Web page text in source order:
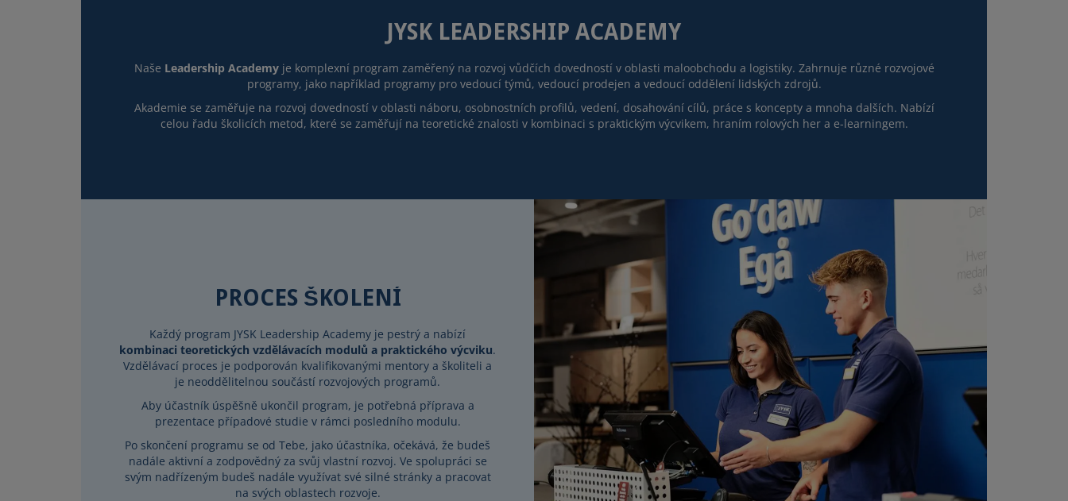
JYSK LEADERSHIP ACADEMY
Naše Leadership Academyje komplexní program zaměřený na rozvoj vůdčích dovedností v oblasti maloobchodu a logistiky. Zahrnuje různé rozvojové
programy, jako například programy pro vedoucí týmů, vedoucí prodejen a vedoucí oddělení lidských zdrojů.
Akademie se zaměřuje na rozvoj dovedností v oblasti náboru, osobnostních profilů, vedení, dosahování cílů, práce s koncepty a mnoha dalších. Nabízí
celou řadu školicích metod, které se zaměřují na teoretické znalosti v kombinaci s praktickým výcvikem, hraním rolových her a e-learningem.
PROCES ŠKOLENÍ
Každý program JYSK Leadership Academy je pestrý a nabízí
kombinaci teoretických vzdělávacích modulů a praktického výcviku.
Vzdělávací proces je podporován kvalifikovanými mentory a školiteli a
je neoddělitelnou součástí rozvojových programů.
Aby účastník úspěšně ukončil program, je potřebná příprava a
prezentace případové studie v rámci posledního modulu.
Po skončení programu se od Tebe, jako účastníka, očekává, že budeš
nadále aktivní a zodpovědný za svůj vlastní rozvoj. Ve spolupráci se
svým nadřízeným budeš nadále využívat své silné stránky a pracovat
na svých oblastech rozvoje.